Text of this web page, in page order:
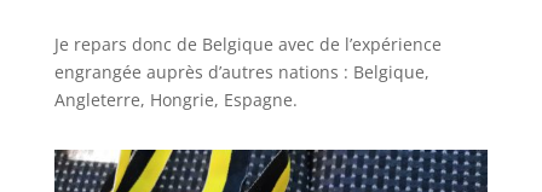
Je repars donc de Belgique avec de l’expérience
engrangée auprès d’autres nations : Belgique,
Angleterre, Hongrie, Espagne.